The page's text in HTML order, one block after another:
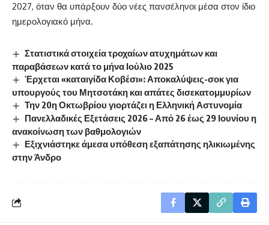
2027, όταν θα υπάρξουν δύο νέες πανσέληνοι μέσα στον ίδιο
ημερολογιακό μήνα.
Στατιστικά στοιχεία τροχαίων ατυχημάτων και
παραβάσεων κατά το μήνα Ιούλιο 2025
Έρχεται «καταιγίδα Κοβέσι»: Αποκαλύψεις-σοκ για
υπουργούς του Μητσοτάκη και απάτες δισεκατομμυρίων
Την 20η Οκτωβρίου γιορτάζει η Ελληνική Αστυνομία
Πανελλαδικές Εξετάσεις 2026 – Από 26 έως 29 Ιουνίου η
ανακοίνωση των βαθμολογιών
Εξιχνιάστηκε άμεσα υπόθεση εξαπάτησης ηλικιωμένης
στην Άνδρο